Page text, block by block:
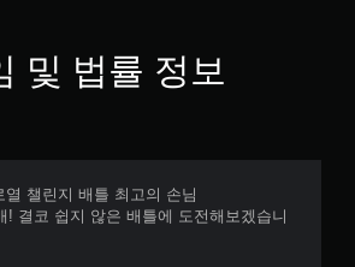
및 법률 정보
열 챌린지 배틀 최고의 손님
! 결코 쉽지 않은 배틀에 도전해보겠습니